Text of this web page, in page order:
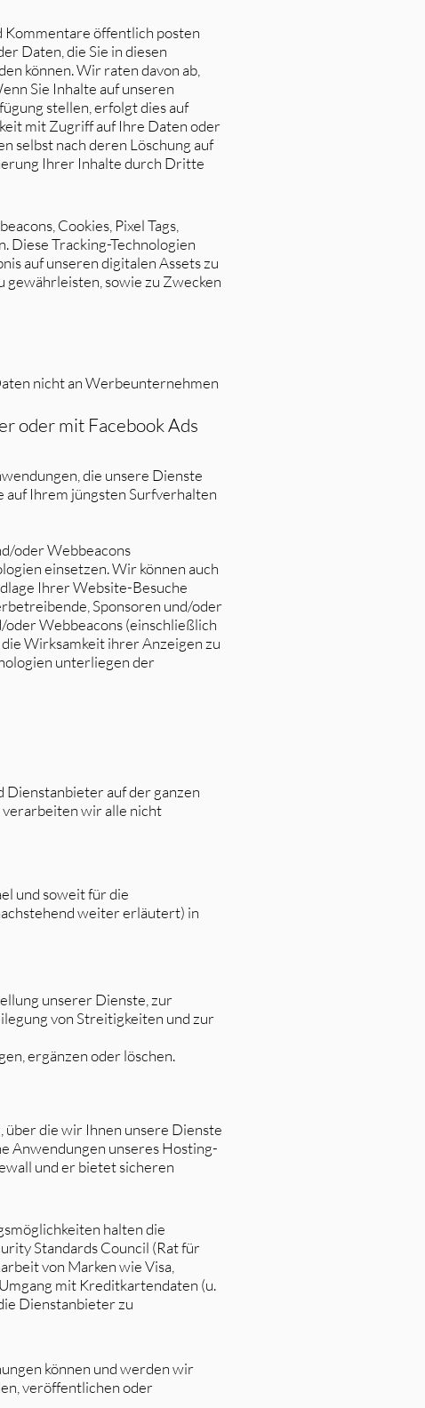
Kommentare öffentlich posten
Daten, die Sie in diesen
können. Wir raten davon ab,
Sie Inhalte auf unseren
stellen, erfolgt dies auf
mit Zugriff auf Ihre Daten oder
selbst nach deren Löschung auf
Ihrer Inhalte durch Dritte
Cookies, Pixel Tags,
Diese Tracking-Technologien
auf unseren digitalen Assets zu
sowie zu Zwecken
nicht an Werbeunternehmen
oder mit Facebook Ads
die unsere Dienste
auf Ihrem jüngsten Surfverhalten
oder Webbeacons
einsetzen. Wir können auch
Ihrer Website-Besuche
Sponsoren und/oder
oder Webbeacons (einschließlich
Wirksamkeit ihrer Anzeigen zu
unterliegen der
Dienstanbieter auf der ganzen
wir alle nicht
und soweit für die
weiter erläutert) in
unserer Dienste, zur
von Streitigkeiten und zur
ergänzen oder löschen.
die wir Ihnen unsere Dienste
Anwendungen unseres Hosting-
und er bietet sicheren
halten die
Standards Council (Rat für
von Marken wie Visa,
mit Kreditkartendaten (u.
Dienstanbieter zu
können und werden wir
veröffentlichen oder